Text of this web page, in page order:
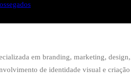
em branding, marketing, design,
de identidade visual e criação